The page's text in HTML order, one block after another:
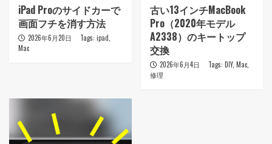
iPad Proのサイドカーで
画面フチを消す方法
2026年6月20日 Tags: ipad,
Mac
古い13インチMacBook
Pro（2020年モデル
A2338）のキートップ
交換
2026年6月4日 Tags: DIY, Mac,
修理